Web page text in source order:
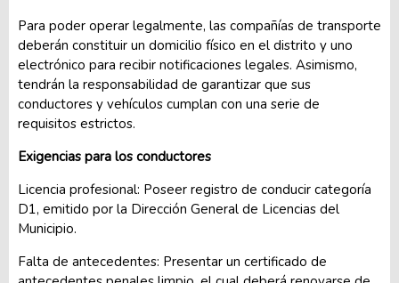
Para poder operar legalmente, las compañías de transporte
deberán constituir un domicilio físico en el distrito y uno
electrónico para recibir notificaciones legales. Asimismo,
tendrán la responsabilidad de garantizar que sus
conductores y vehículos cumplan con una serie de
requisitos estrictos.
Exigencias para los conductores
Licencia profesional: Poseer registro de conducir categoría
D1, emitido por la Dirección General de Licencias del
Municipio.
Falta de antecedentes: Presentar un certificado de